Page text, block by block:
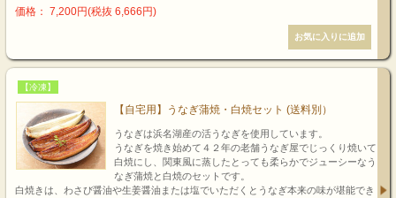
価格： 7,200円(税抜 6,666円)
【冷凍】
【自宅用】うなぎ蒲焼・白焼セット (送料別）
うなぎは浜名湖産の活うなぎを使用しています。
うなぎを焼き始めて４２年の老舗うなぎ屋でじっくり焼いて
白焼にし、関東風に蒸したとっても柔らかでジューシーなう
なぎ蒲焼と白焼のセットです。
白焼きは、わさび醤油や生姜醤油または塩でいただくとうなぎ本来の味が堪能でき